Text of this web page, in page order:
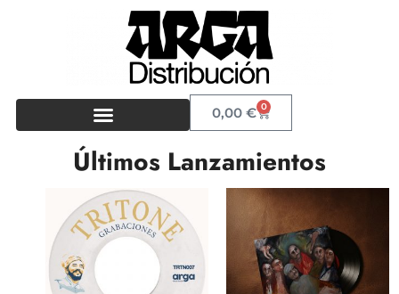
0,00€ 0
Últimos Lanzamientos